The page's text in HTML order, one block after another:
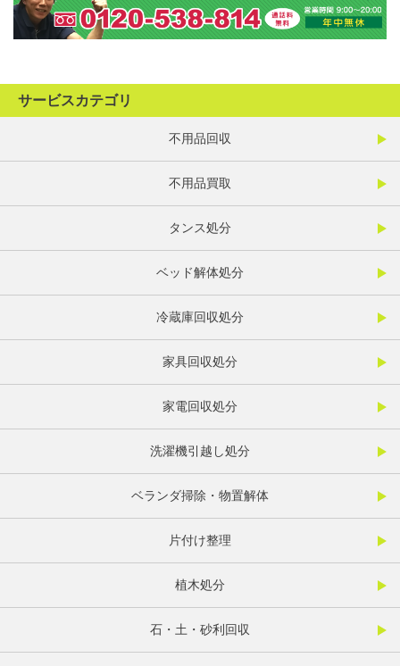
サービスカテゴリ
不用品回収
不用品買取
タンス処分
ベッド解体処分
冷蔵庫回収処分
家具回収処分
家電回収処分
洗濯機引越し処分
ベランダ掃除・物置解体
片付け整理
植木処分
石・土・砂利回収